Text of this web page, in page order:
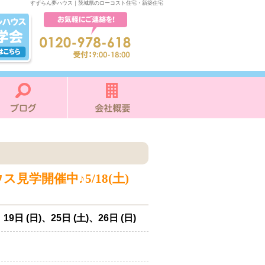
すずらん夢ハウス｜茨城県のローコスト住宅・新築住宅
見学開催中♪5/18(土)
日 (日)、25日 (土)、26日 (日)